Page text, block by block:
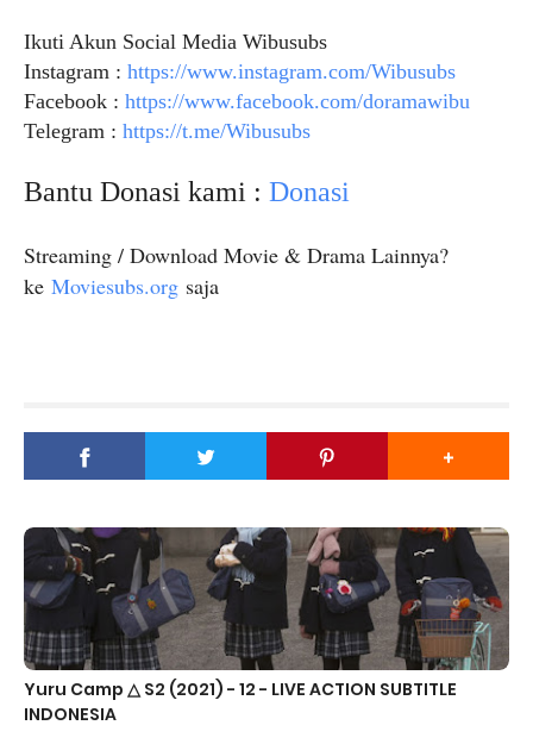
Ikuti Akun Social Media Wibusubs
Instagram : https://www.instagram.com/Wibusubs
Facebook : https://www.facebook.com/doramawibu
Telegram : https://t.me/Wibusubs
Bantu Donasi kami : Donasi
Streaming / Download Movie & Drama Lainnya?
ke Moviesubs.org saja
Yuru Camp △ S2 (2021) - 12 - LIVE ACTION SUBTITLE
INDONESIA